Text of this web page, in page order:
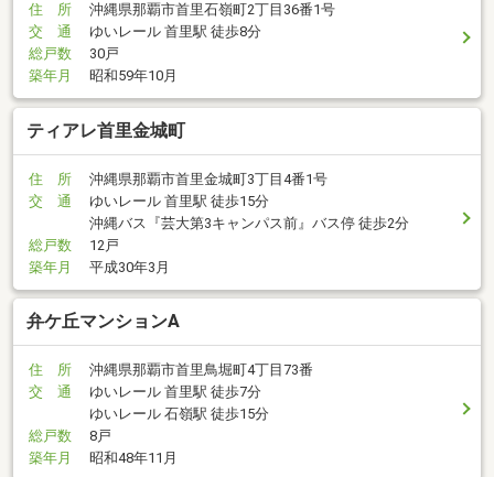
住 所
沖縄県那覇市首里石嶺町2丁目36番1号
交 通
ゆいレール 首里駅 徒歩8分
総戸数
30戸
築年月
昭和59年10月
ティアレ首里金城町
住 所
沖縄県那覇市首里金城町3丁目4番1号
交 通
ゆいレール 首里駅 徒歩15分
沖縄バス『芸大第3キャンパス前』バス停 徒歩2分
総戸数
12戸
築年月
平成30年3月
弁ケ丘マンションA
住 所
沖縄県那覇市首里鳥堀町4丁目73番
交 通
ゆいレール 首里駅 徒歩7分
ゆいレール 石嶺駅 徒歩15分
総戸数
8戸
築年月
昭和48年11月